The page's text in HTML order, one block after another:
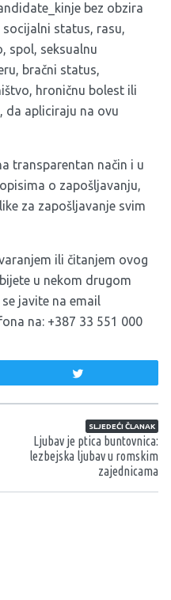
bez obzira
status, rasu,
spol, seksualnu
bračni status,
hroničnu bolest ili
da apliciraju na ovu
transparentan način i u
o zapošljavanju,
za zapošljavanje svim
ili čitanjem ovog
u nekom drugom
javite na email
na: +387 33 551 000
SLJEDEĆI ČLANAK
Ljubav je ptica buntovnica:
lezbejska ljubav u romskim
zajednicama